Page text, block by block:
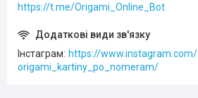
https://t.me/Origami_Online_Bot
Інстаграм
https://www.instagram.com/
origami_kartiny_po_nomeram/